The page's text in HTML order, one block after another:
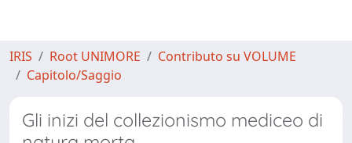
IRIS Root UNIMORE
Contributo su VOLUME
Capitolo/Saggio
Gli inizi del collezionismo mediceo di